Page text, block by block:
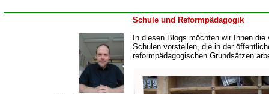
Schule und Reformpädagogik
In diesen Blogs möchten wir Ihnen
Schulen vorstellen, die in der
reformpädagogischen Grundsätzen